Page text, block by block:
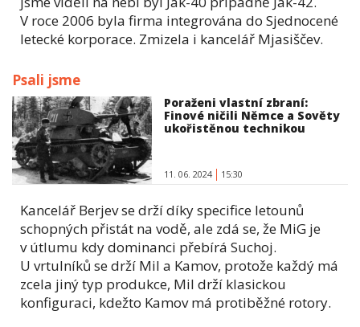
V roce 2006 byla firma integrována do Sjednocené
letecké korporace. Zmizela i kancelář Mjasiščev.
Psali jsme
Poraženi vlastní zbraní:
Finové ničili Němce a Sověty
ukořistěnou technikou
11. 06. 2024 15:30
Kancelář Berjev se drží díky specifice letounů
schopných přistát na vodě, ale zdá se, že MiG je
v útlumu kdy dominanci přebírá Suchoj.
U vrtulníků se drží Mil a Kamov, protože každý má
zcela jiný typ produkce, Mil drží klasickou
konfiguraci, kdežto Kamov má protiběžné rotory.